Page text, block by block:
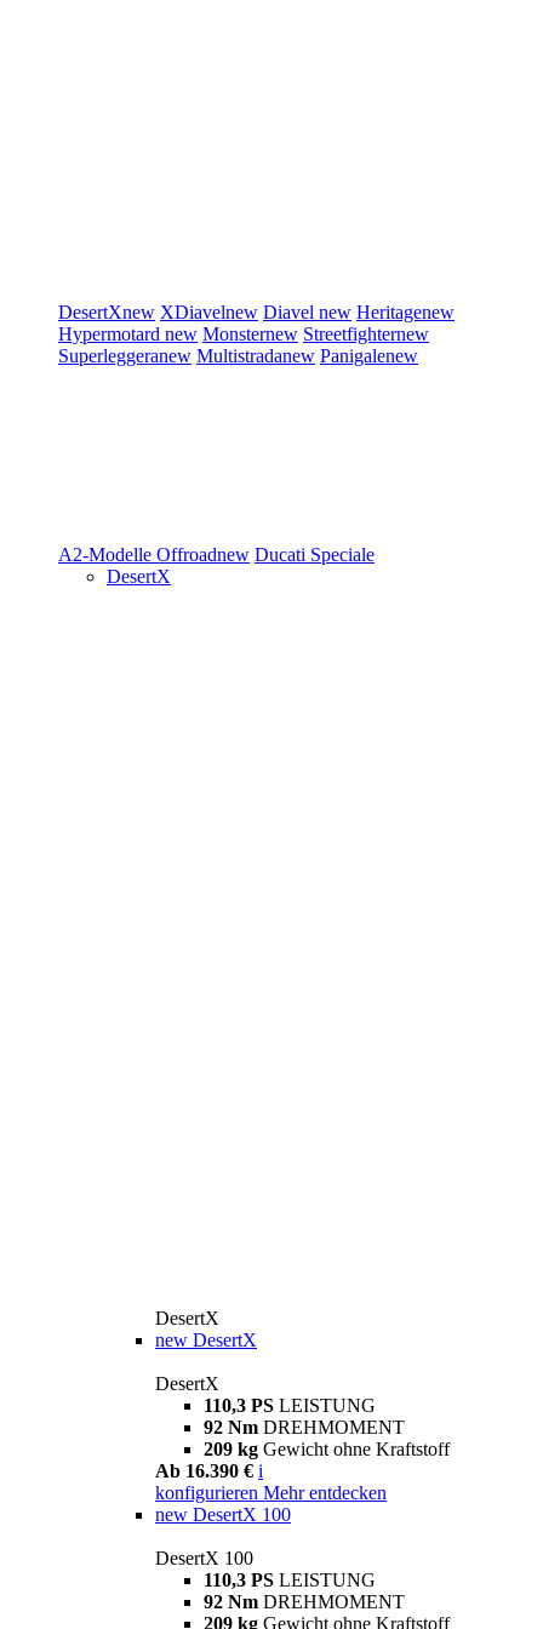
DesertXnew XDiavelnew Diavel new Heritagenew
Hypermotard new Monsternew Streetfighternew
Superleggeranew Multistradanew Panigalenew
A2-Modelle Offroadnew Ducati Speciale
DesertX
DesertX
new DesertX
DesertX
110,3 PS LEISTUNG
92 Nm DREHMOMENT
209 kg Gewicht ohne Kraftstoff
Ab 16.390 € i
konfigurieren Mehr entdecken
new DesertX 100
DesertX 100
110,3 PS LEISTUNG
92 Nm DREHMOMENT
209 kg Gewicht ohne Kraftstoff